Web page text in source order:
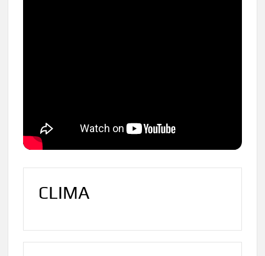
CLIMA